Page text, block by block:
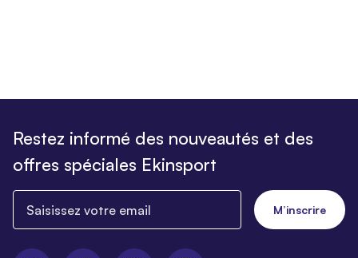
Restez informé des nouveautés et des
offres spéciales Ekinsport
M’inscrire